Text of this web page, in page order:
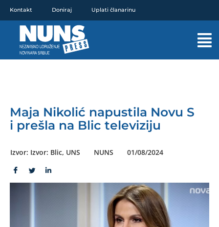
sadržaj
Kontakt Doniraj Uplati članarinu
Maja Nikolić napustila Novu S
i prešla na Blic televiziju
Izvor: Izvor: Blic, UNS NUNS 01/08/2024